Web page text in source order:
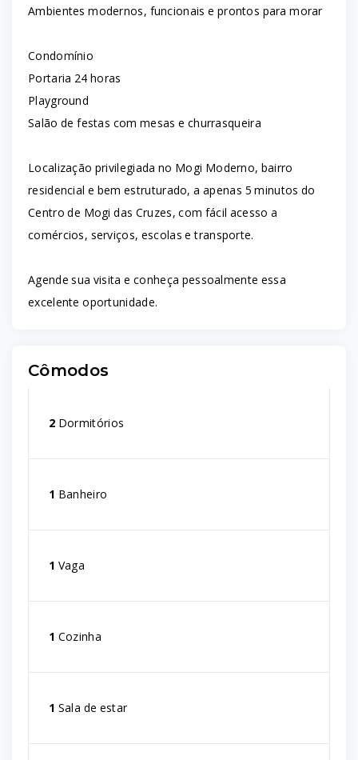
Ambientes modernos, funcionais e prontos para morar
Condomínio
Portaria 24 horas
Playground
Salão de festas com mesas e churrasqueira
Localização privilegiada no Mogi Moderno, bairro
residencial e bem estruturado, a apenas 5 minutos do
Centro de Mogi das Cruzes, com fácil acesso a
comércios, serviços, escolas e transporte.
Agende sua visita e conheça pessoalmente essa
excelente oportunidade.
Cômodos
2 Dormitórios
1 Banheiro
1 Vaga
1 Cozinha
1 Sala de estar